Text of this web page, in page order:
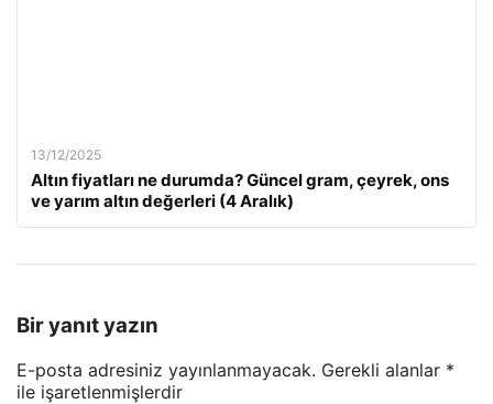
13/12/2025
Altın fiyatları ne durumda? Güncel gram, çeyrek, ons
ve yarım altın değerleri (4 Aralık)
Bir yanıt yazın
E-posta adresiniz yayınlanmayacak. Gerekli alanlar *
ile işaretlenmişlerdir